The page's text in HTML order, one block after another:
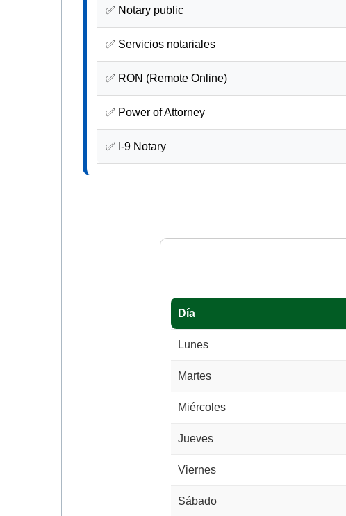
✅ Notary public
✅ Servicios notariales
✅ RON (Remote Online)
✅ Power of Attorney
✅ I-9 Notary
Día
Lunes
Martes
Miércoles
Jueves
Viernes
Sábado